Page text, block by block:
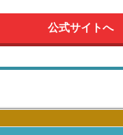
公式サイトへ